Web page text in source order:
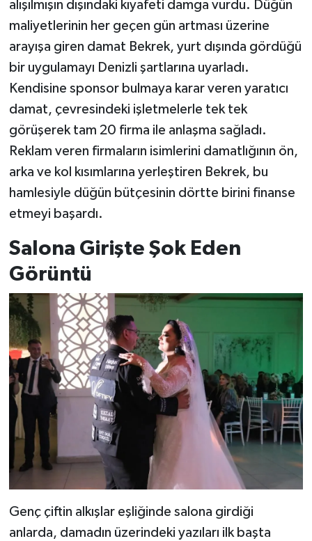
alışılmışın dışındaki kıyafeti damga vurdu. Düğün
maliyetlerinin her geçen gün artması üzerine
arayışa giren damat Bekrek, yurt dışında gördüğü
bir uygulamayı Denizli şartlarına uyarladı.
Kendisine sponsor bulmaya karar veren yaratıcı
damat, çevresindeki işletmelerle tek tek
görüşerek tam 20 firma ile anlaşma sağladı.
Reklam veren firmaların isimlerini damatlığının ön,
arka ve kol kısımlarına yerleştiren Bekrek, bu
hamlesiyle düğün bütçesinin dörtte birini finanse
etmeyi başardı.
Salona Girişte Şok Eden
Görüntü
Genç çiftin alkışlar eşliğinde salona girdiği
anlarda, damadın üzerindeki yazıları ilk başta